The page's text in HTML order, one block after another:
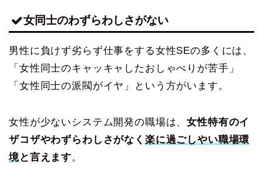
女同士のわずらわしさがない
男性に負けず劣らず仕事をする女性SEの多くには、
「女性同士のキャッキャしたおしゃべりが苦手」
「女性同士の派閥がイヤ」という方がいます。
女性が少ないシステム開発の職場は、女性特有のイ
ザコザやわずらわしさがなく 楽に過ごしやい職場環
境と言えます。